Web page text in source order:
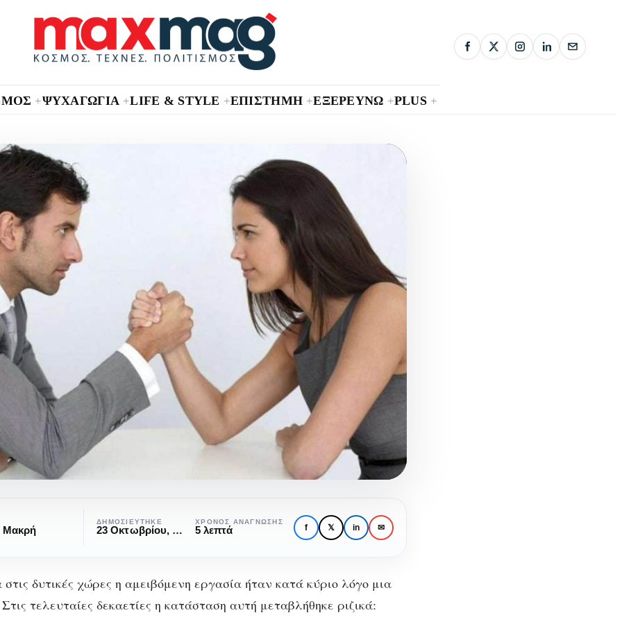
+ΨΥΧΑΓΩΓΙΑ +LIFE & STYLE +ΕΠΙΣΤΗΜΗ +ΕΞΕΡΕΥΝΩ +PLUS +
Μακρή
ΔΗΜΟΣΙΕΎΤΗΚΕ
23 Οκτωβρίου, 2016
ΧΡΌΝΟΣ ΑΝΆΓΝΩΣΗΣ
5 λεπτά f 𝕏 in ✉
δυτικές χώρες η αμειβόμενη εργασία ήταν κατά κύριο λόγο μια
τελευταίες δεκαετίες η κατάσταση αυτή μεταβλήθηκε ριζικά: